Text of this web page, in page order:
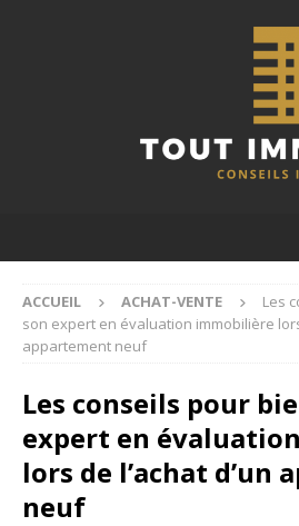
ACCUEIL ACHAT-VENTE
Les
son expert en évaluation immobilière lors
appartement neuf
Les conseils pour
expert en
lors de l’achat d’un
neuf